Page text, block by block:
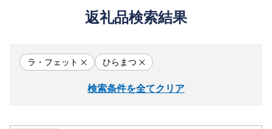
返礼品検索結果
ラ・フェット ひらまつ
検索条件を全てクリア